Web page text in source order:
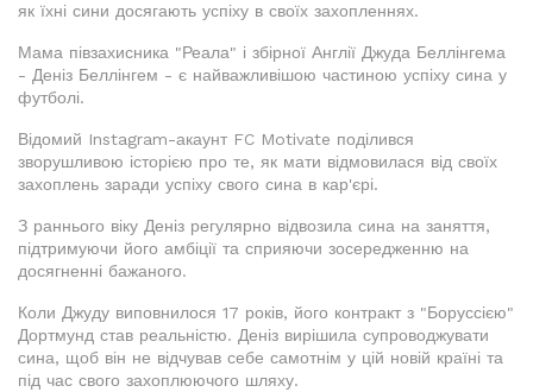
як їхні сини досягають успіху в своїх захопленнях.
Мама півзахисника "Реала" і збірної Англії Джуда Беллінгема
- Деніз Беллінгем - є найважливішою частиною успіху сина у
футболі.
Відомий Instagram-акаунт FC Motivate поділився
зворушливою історією про те, як мати відмовилася від своїх
захоплень заради успіху свого сина в кар'єрі.
З раннього віку Деніз регулярно відвозила сина на заняття,
підтримуючи його амбіції та сприяючи зосередженню на
досягненні бажаного.
Коли Джуду виповнилося 17 років, його контракт з "Боруссією"
Дортмунд став реальністю. Деніз вирішила супроводжувати
сина, щоб він не відчував себе самотнім у цій новій країні та
під час свого захоплюючого шляху.